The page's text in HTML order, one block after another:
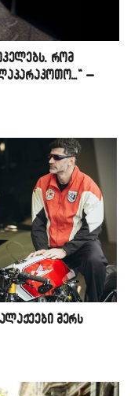
რომ
–
მერს